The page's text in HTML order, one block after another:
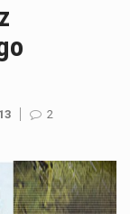
Estetyka i styl: Elegancja vs Minimalizm Główną różnicą, którą widać na pierwszy rzut oka, jest sposób pracy materiału. Rolety rzymskie to produkt typu "2 w 1"…
Co charakteryzuje wojnę na Ukrainie w 2026 roku? W 2026 roku wojna na Ukrainie trwa już pięć lat, a jej przebieg charakteryzuje się intensywnymi działaniami…
2